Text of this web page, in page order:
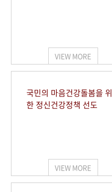
VIEW MORE
국민의 마음건강돌봄을 위
한 정신건강정책 선도
VIEW MORE